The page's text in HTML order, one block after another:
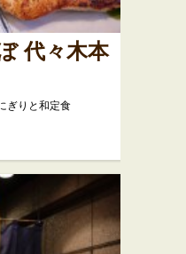
代々木本
ぎりと和定食